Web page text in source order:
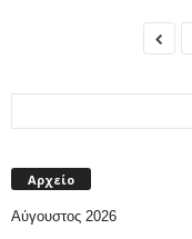
Αρχείο
Αύγουστος 2026